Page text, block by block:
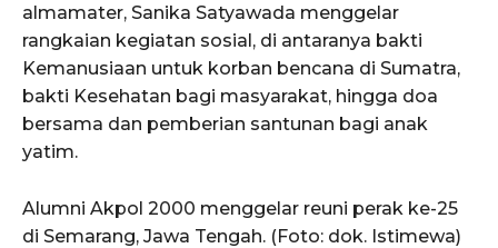
almamater, Sanika Satyawada menggelar
rangkaian kegiatan sosial, di antaranya bakti
Kemanusiaan untuk korban bencana di Sumatra,
bakti Kesehatan bagi masyarakat, hingga doa
bersama dan pemberian santunan bagi anak
yatim.
Alumni Akpol 2000 menggelar reuni perak ke-25
di Semarang, Jawa Tengah. (Foto: dok. Istimewa)